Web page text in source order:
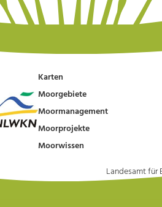
Karten
Moorgebiete
Moormanagement
Moorprojekte
Moorwissen
Landesamt für